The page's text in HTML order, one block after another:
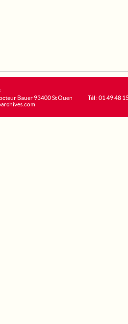
Bauer 93400 St Ouen
Tél : 01 49 48